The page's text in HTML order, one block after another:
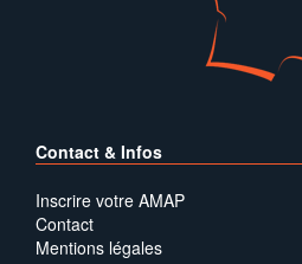
Contact & Infos
Inscrire votre AMAP
Contact
Mentions légales